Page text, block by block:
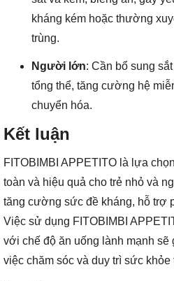
kháng kém hoặc thường
trùng.
Người lớn: Cần bổ sung
tổng thể, tăng cường hệ
chuyển hóa.
Kết luận
FITOBIMBI APPETITO là lựa
toàn và hiệu quả cho trẻ nhỏ và
tăng cường sức đề kháng, hỗ trợ
Việc sử dụng FITOBIMBI
với chế độ ăn uống lành mạnh sẽ
việc chăm sóc và duy trì sức khỏe